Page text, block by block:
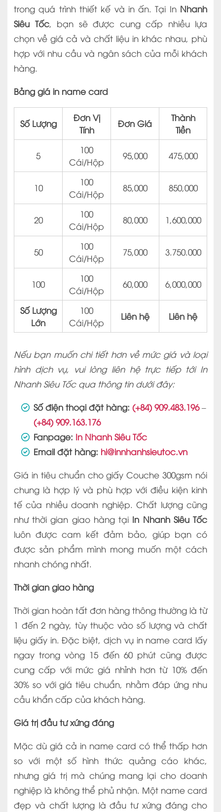
trong quá trình thiết kế và in ấn. Tại In Nhanh
Siêu Tốc, bạn sẽ được cung cấp nhiều lựa
chọn về giá cả và chất liệu in khác nhau, phù
hợp với nhu cầu và ngân sách của mỗi khách
hàng.
Bảng giá in name card
Số Lượng
Đơn Vị
Tính
Đơn Giá
Thành
Tiền
5
100
Cái/Hộp
95,000 475,000
10
100
Cái/Hộp
85,000 850,000
20
100
Cái/Hộp
80,000 1,600,000
50
100
Cái/Hộp
75,000 3.750.000
100
100
Cái/Hộp
60,000 6,000,000
Số Lượng
Lớn
100
Cái/Hộp
Liên hệ Liên hệ
Nếu bạn muốn chi tiết hơn về mức giá và loại
hình dịch vụ, vui lòng liên hệ trực tiếp tới In
Nhanh Siêu Tốc qua thông tin dưới đây:
Số điện thoại đặt hàng: (+84) 909.483.196–
(+84) 909.163.176
Fanpage: In Nhanh Siêu Tốc
Email đặt hàng: hi@innhanhsieutoc.vn
Giá in tiêu chuẩn cho giấy Couche 300gsm nói
chung là hợp lý và phù hợp với điều kiện kinh
tế của nhiều doanh nghiệp. Chất lượng cũng
như thời gian giao hàng tại In Nhanh Siêu Tốc
luôn được cam kết đảm bảo, giúp bạn có
được sản phẩm mình mong muốn một cách
nhanh chóng nhất.
Thời gian giao hàng
Thời gian hoàn tất đơn hàng thông thường là từ
1 đến 2 ngày, tùy thuộc vào số lượng và chất
liệu giấy in. Đặc biệt, dịch vụ in name card lấy
ngay trong vòng 15 đến 60 phút cũng được
cung cấp với mức giá nhỉnh hơn từ 10% đến
30% so với giá tiêu chuẩn, nhằm đáp ứng nhu
cầu khẩn cấp của khách hàng.
Giá trị đầu tư xứng đáng
Mặc dù giá cả in name card có thể thấp hơn
so với một số hình thức quảng cáo khác,
nhưng giá trị mà chúng mang lại cho doanh
nghiệp là không thể phủ nhận. Một name card
đẹp và chất lượng là đầu tư xứng đáng cho